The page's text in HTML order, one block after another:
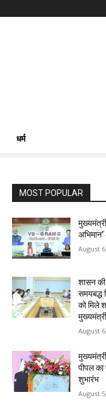
धर्म
MOST POPULAR
August
शासन
समयबद्ध
को मिले
August
पीपल
शुभारंभ
August